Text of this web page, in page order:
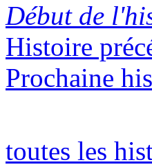
Début de
Histoire
Prochaine
toutes les